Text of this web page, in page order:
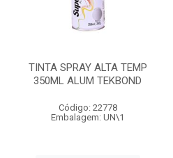
TINTA SPRAY ALTA TEMP
350ML ALUM TEKBOND
Código: 22778
Embalagem: UN\1